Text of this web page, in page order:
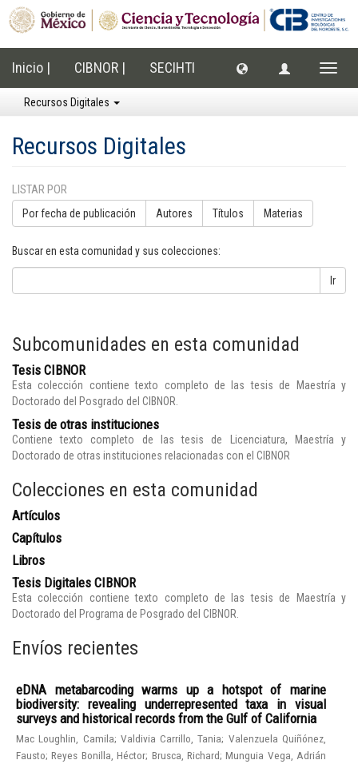
Inicio | CIBNOR | SECIHTI
Recursos Digitales
Recursos Digitales
LISTAR POR
Por fecha de publicación Autores Títulos Materias
Buscar en esta comunidad y sus colecciones:
Ir
Subcomunidades en esta comunidad
Tesis CIBNOR
Esta colección contiene texto completo de las tesis de Maestría y
Doctorado del Posgrado del CIBNOR.
Tesis de otras instituciones
Contiene texto completo de las tesis de Licenciatura, Maestría y
Doctorado de otras instituciones relacionadas con el CIBNOR
Colecciones en esta comunidad
Artículos
Capítulos
Libros
Tesis Digitales CIBNOR
Esta colección contiene texto completo de las tesis de Maestría y
Doctorado del Programa de Posgrado del CIBNOR.
Envíos recientes
eDNA metabarcoding warms up a hotspot of marine
biodiversity: revealing underrepresented taxa in visual
surveys and historical records from the Gulf of California
Mac Loughlin, Camila; Valdivia Carrillo, Tania; Valenzuela Quiñónez,
Fausto;Reyes Bonilla, Héctor; Brusca, Richard;Munguia Vega, Adrián